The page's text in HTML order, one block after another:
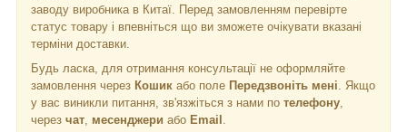
заводу виробника в Китаї. Перед замовленням перевірте
статус товару і впевніться що ви зможете очікувати вказані
терміни доставки.
Будь ласка, для отримання консультації не оформляйте
замовлення через Кошик або поле Передзвоніть мені . Якщо
у вас виникли питання, зв'язжіться з нами по телефону
через чат месенджери або Email